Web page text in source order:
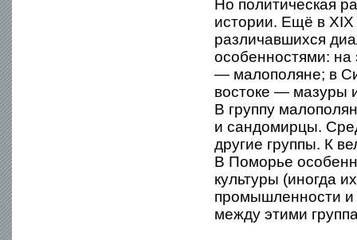
Но политическая
истории. Ещё в XIX
различавшихся
особенностями:
— малополяне; в
востоке — мазуры
В группу
и сандомирцы.
другие группы. К
В Поморье
культуры (иногда
промышленности и
между этими